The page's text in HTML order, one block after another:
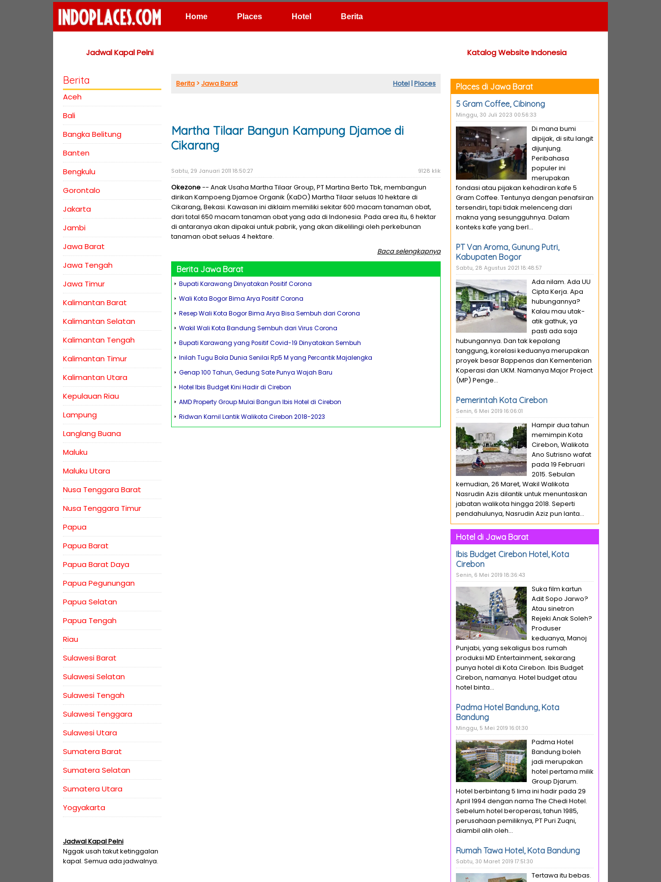
Home Places Hotel Berita
Jadwal Kapal Pelni Katalog Website Indonesia
Berita
Aceh
Bali
Bangka Belitung
Banten
Bengkulu
Gorontalo
Jakarta
Jambi
Jawa Barat
Jawa Tengah
Jawa Timur
Kalimantan Barat
Kalimantan Selatan
Kalimantan Tengah
Kalimantan Timur
Kalimantan Utara
Kepulauan Riau
Lampung
Langlang Buana
Maluku
Maluku Utara
Nusa Tenggara Barat
Nusa Tenggara Timur
Papua
Papua Barat
Papua Barat Daya
Papua Pegunungan
Papua Selatan
Papua Tengah
Riau
Sulawesi Barat
Sulawesi Selatan
Sulawesi Tengah
Sulawesi Tenggara
Sulawesi Utara
Sumatera Barat
Sumatera Selatan
Sumatera Utara
Yogyakarta
Jadwal Kapal Pelni
Nggak usah takut ketinggalan
kapal. Semua ada jadwalnya.
Berita >Jawa Barat Hotel|Places
Martha Tilaar Bangun Kampung Djamoe di
Cikarang
Sabtu, 29 Januari 2011 18:50:27 9128 klik
Okezone-- Anak Usaha Martha Tilaar Group, PT Martina Berto Tbk, membangun
dirikan Kampoeng Djamoe Organik (KaDO) Martha Tilaar seluas 10 hektare di
Cikarang, Bekasi. Kawasan ini diklaim memiliki sekitar 600 macam tanaman obat,
dari total 650 macam tanaman obat yang ada di Indonesia. Pada area itu, 6 hektar
di antaranya akan dipakai untuk pabrik, yang akan dikelilingi oleh perkebunan
tanaman obat seluas 4 hektare.
Baca selengkapnya
Berita Jawa Barat
Bupati Karawang Dinyatakan Positif Corona
Wali Kota Bogor Bima Arya Positif Corona
Resep Wali Kota Bogor Bima Arya Bisa Sembuh dari Corona
Wakil Wali Kota Bandung Sembuh dari Virus Corona
Bupati Karawang yang Positif Covid-19 Dinyatakan Sembuh
Inilah Tugu Bola Dunia Senilai Rp5 M yang Percantik Majalengka
Genap 100 Tahun, Gedung Sate Punya Wajah Baru
Hotel Ibis Budget Kini Hadir di Cirebon
AMD Property Group Mulai Bangun Ibis Hotel di Cirebon
Ridwan Kamil Lantik Walikota Cirebon 2018-2023
Places di Jawa Barat
5 Gram Coffee, Cibinong
Minggu, 30 Juli 2023 00:56:33
Di mana bumi
dipijak, di situ langit
dijunjung.
Peribahasa
populer ini
merupakan
fondasi atau pijakan kehadiran kafe 5
Gram Coffee. Tentunya dengan penafsiran
tersendiri, tapi tidak melenceng dari
makna yang sesungguhnya. Dalam
konteks kafe yang berl...
PT Van Aroma, Gunung Putri,
Kabupaten Bogor
Sabtu, 28 Agustus 2021 18:48:57
Ada nilam. Ada UU
Cipta Kerja. Apa
hubungannya?
Kalau mau utak-
atik gathuk, ya
pasti ada saja
hubungannya. Dan tak kepalang
tanggung, korelasi keduanya merupakan
proyek besar Bappenas dan Kementerian
Koperasi dan UKM. Namanya Major Project
(MP) Penge...
Pemerintah Kota Cirebon
Senin, 6 Mei 2019 16:06:01
Hampir dua tahun
memimpin Kota
Cirebon, Walikota
Ano Sutrisno wafat
pada 19 Februari
2015. Sebulan
kemudian, 26 Maret, Wakil Walikota
Nasrudin Azis dilantik untuk menuntaskan
jabatan walikota hingga 2018. Seperti
pendahulunya, Nasrudin Aziz pun lanta...
Hotel di Jawa Barat
Ibis Budget Cirebon Hotel, Kota
Cirebon
Senin, 6 Mei 2019 18:36:43
Suka film kartun
Adit Sopo Jarwo?
Atau sinetron
Rejeki Anak Soleh?
Produser
keduanya, Manoj
Punjabi, yang sekaligus bos rumah
produksi MD Entertainment, sekarang
punya hotel di Kota Cirebon. Ibis Budget
Cirebon, namanya. Hotel budget atau
hotel binta...
Padma Hotel Bandung, Kota
Bandung
Minggu, 5 Mei 2019 16:01:30
Padma Hotel
Bandung boleh
jadi merupakan
hotel pertama milik
Group Djarum.
Hotel berbintang 5 lima ini hadir pada 29
April 1994 dengan nama The Chedi Hotel.
Sebelum hotel beroperasi, tahun 1985,
perusahaan pemiliknya, PT Puri Zuqni,
diambil alih oleh...
Rumah Tawa Hotel, Kota Bandung
Sabtu, 30 Maret 2019 17:51:30
Tertawa itu bebas.